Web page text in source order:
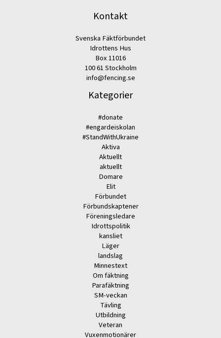
Kontakt
Svenska Fäktförbundet
Idrottens Hus
Box 11016
100 61 Stockholm
info@fencing.se
Kategorier
#donate
#engardeiskolan
#StandWithUkraine
Aktiva
Aktuellt
aktuellt
Domare
Elit
Förbundet
Förbundskaptener
Föreningsledare
Idrottspolitik
kansliet
Läger
landslag
Minnestext
Om fäktning
Parafäktning
SM-veckan
Tävling
Utbildning
Veteran
Vuxenmotionärer